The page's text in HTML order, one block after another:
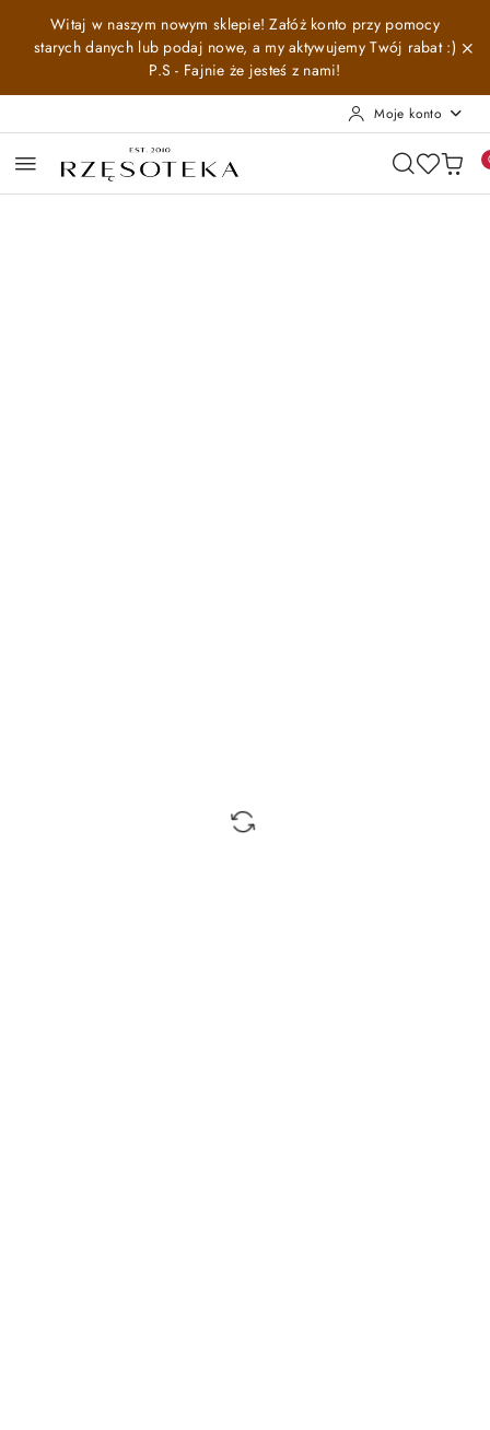
Przejdź do treści głównej
Przejdź do wyszukiwarki
Przejdź do moje konto
Przejdź do menu głównego
Przejdź do opisu produktu
Przejdź do stopki
Witaj w naszym nowym sklepie! Załóż konto przy pomocy
starych danych lub podaj nowe, a my aktywujemy Twój rabat :)
P.S - Fajnie że jesteś z nami!
Moje konto